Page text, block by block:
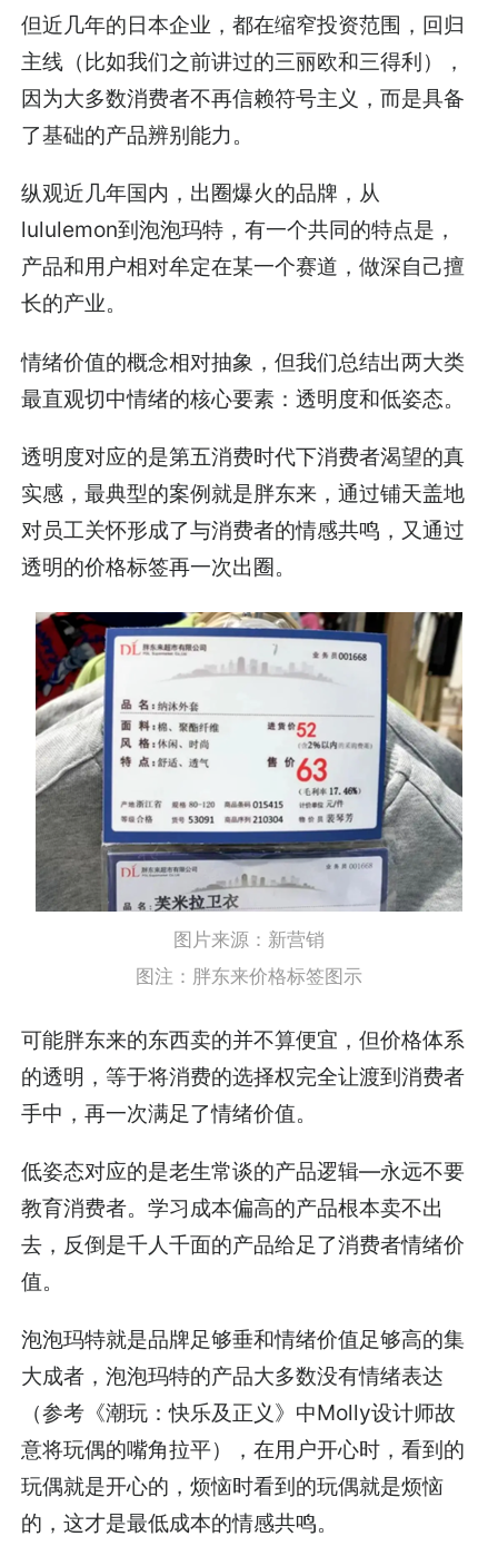
但近几年的日本企业，都在缩窄投资范围，回归
主线（比如我们之前讲过的三丽欧和三得利），
因为大多数消费者不再信赖符号主义，而是具备
了基础的产品辨别能力。
纵观近几年国内，出圈爆火的品牌，从
lululemon到泡泡玛特，有一个共同的特点是，
产品和用户相对牟定在某一个赛道，做深自己擅
长的产业。
情绪价值的概念相对抽象，但我们总结出两大类
最直观切中情绪的核心要素：透明度和低姿态。
透明度对应的是第五消费时代下消费者渴望的真
实感，最典型的案例就是胖东来，通过铺天盖地
对员工关怀形成了与消费者的情感共鸣，又通过
透明的价格标签再一次出圈。
图片来源：新营销
图注：胖东来价格标签图示
可能胖东来的东西卖的并不算便宜，但价格体系
的透明，等于将消费的选择权完全让渡到消费者
手中，再一次满足了情绪价值。
低姿态对应的是老生常谈的产品逻辑—永远不要
教育消费者。学习成本偏高的产品根本卖不出
去，反倒是千人千面的产品给足了消费者情绪价
值。
泡泡玛特就是品牌足够垂和情绪价值足够高的集
大成者，泡泡玛特的产品大多数没有情绪表达
（参考《潮玩：快乐及正义》中Molly设计师故
意将玩偶的嘴角拉平），在用户开心时，看到的
玩偶就是开心的，烦恼时看到的玩偶就是烦恼
的，这才是最低成本的情感共鸣。